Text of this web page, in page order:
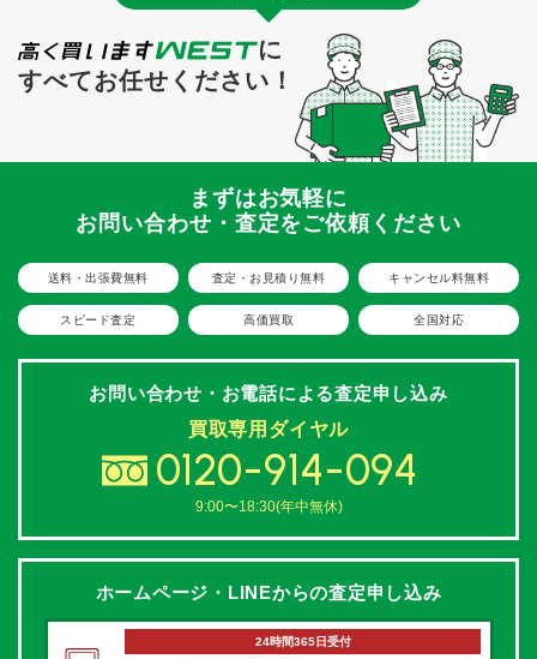
に
すべてお任せください！
まずはお気軽に
お問い合わせ・査定をご依頼ください
送料・出張費無料 査定・お見積り無料 キャンセル料無料
スピード査定 高価買取 全国対応
お問い合わせ・お電話による査定申し込み
買取専用ダイヤル
0120-914-094
9:00〜18:30(年中無休)
ホームページ・LINEからの査定申し込み
24時間365日受付